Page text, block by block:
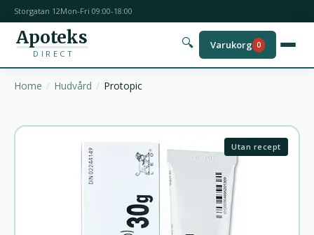
Storgatan 12Mon-Fri 09:00-18:00
Apoteks
DIRECT
🔍 Varukorg 0
Home Hudvård Protopic
Utan recept